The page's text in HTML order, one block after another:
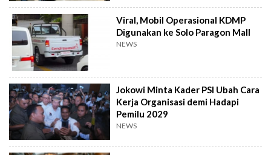
Viral, Mobil Operasional KDMP
Digunakan ke Solo Paragon Mall
NEWS
Jokowi Minta Kader PSI Ubah Cara
Kerja Organisasi demi Hadapi
Pemilu 2029
NEWS